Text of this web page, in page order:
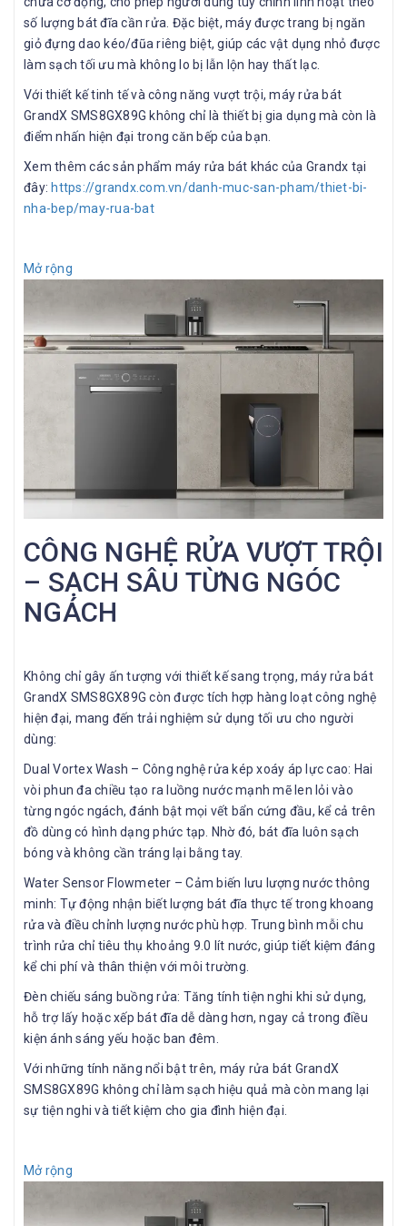
số lượng bát đĩa cần rửa. Đặc biệt, máy được trang bị ngăn
giỏ đựng dao kéo/đũa riêng biệt, giúp các vật dụng nhỏ được
làm sạch tối ưu mà không lo bị lẫn lộn hay thất lạc.
Với thiết kế tinh tế và công năng vượt trội, máy rửa bát
GrandX SMS8GX89G không chỉ là thiết bị gia dụng mà còn là
điểm nhấn hiện đại trong căn bếp của bạn.
Xem thêm các sản phẩm máy rửa bát khác của Grandx tại
đây: https://grandx.com.vn/danh-muc-san-pham/thiet-bi-
nha-bep/may-rua-bat
Mở rộng
CÔNG NGHỆ RỬA VƯỢT TRỘI
– SẠCH SÂU TỪNG NGÓC
NGÁCH
Không chỉ gây ấn tượng với thiết kế sang trọng, máy rửa bát
GrandX SMS8GX89G còn được tích hợp hàng loạt công nghệ
hiện đại, mang đến trải nghiệm sử dụng tối ưu cho người
dùng:
Dual Vortex Wash – Công nghệ rửa kép xoáy áp lực cao: Hai
vòi phun đa chiều tạo ra luồng nước mạnh mẽ len lỏi vào
từng ngóc ngách, đánh bật mọi vết bẩn cứng đầu, kể cả trên
đồ dùng có hình dạng phức tạp. Nhờ đó, bát đĩa luôn sạch
bóng và không cần tráng lại bằng tay.
Water Sensor Flowmeter – Cảm biến lưu lượng nước thông
minh: Tự động nhận biết lượng bát đĩa thực tế trong khoang
rửa và điều chỉnh lượng nước phù hợp. Trung bình mỗi chu
trình rửa chỉ tiêu thụ khoảng 9.0 lít nước, giúp tiết kiệm đáng
kể chi phí và thân thiện với môi trường.
Đèn chiếu sáng buồng rửa: Tăng tính tiện nghi khi sử dụng,
hỗ trợ lấy hoặc xếp bát đĩa dễ dàng hơn, ngay cả trong điều
kiện ánh sáng yếu hoặc ban đêm.
Với những tính năng nổi bật trên, máy rửa bát GrandX
SMS8GX89G không chỉ làm sạch hiệu quả mà còn mang lại
sự tiện nghi và tiết kiệm cho gia đình hiện đại.
Mở rộng